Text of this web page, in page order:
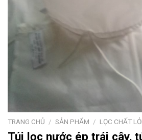
TRANG CHỦ / SẢN PHẨM / LỌC CHẤT
Túi lọc nước ép trái cây,